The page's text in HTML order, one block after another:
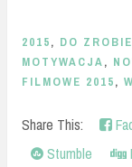
2015, DO
MOTYWACJA,
FILMOWE 2015,
Share This:
Stumble